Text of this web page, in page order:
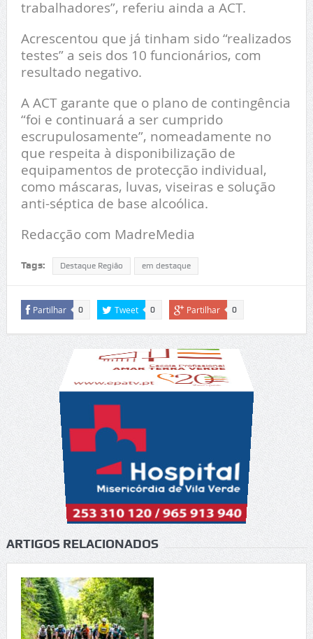
trabalhadores”, referiu ainda a ACT.
Acrescentou que já tinham sido “realizados
testes” a seis dos 10 funcionários, com
resultado negativo.
A ACT garante que o plano de contingência
“foi e continuará a ser cumprido
escrupulosamente”, nomeadamente no
que respeita à disponibilização de
equipamentos de protecção individual,
como máscaras, luvas, viseiras e solução
anti-séptica de base alcoólica.
Redacção com MadreMedia
Tags: Destaque Região em destaque
Partilhar 0 Tweet 0 Partilhar 0
ARTIGOS RELACIONADOS